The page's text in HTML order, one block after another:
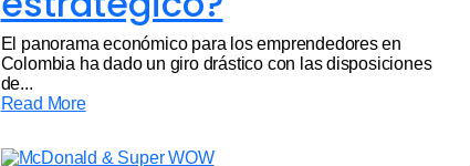
​El panorama económico para los emprendedores en
Colombia ha dado un giro drástico con las disposiciones
de...
Read More